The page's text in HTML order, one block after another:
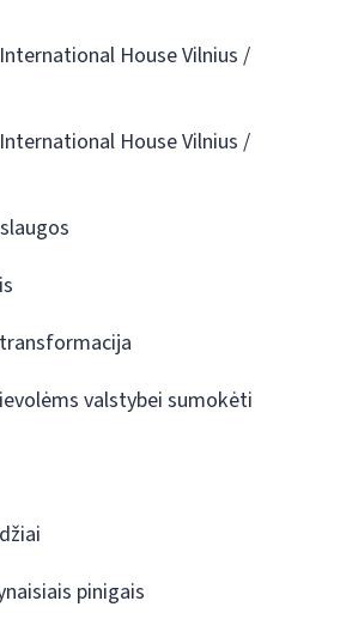
House Vilnius /
House Vilnius /
valstybei sumokėti
pinigais